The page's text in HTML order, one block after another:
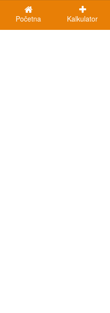
Početna Kalkulator